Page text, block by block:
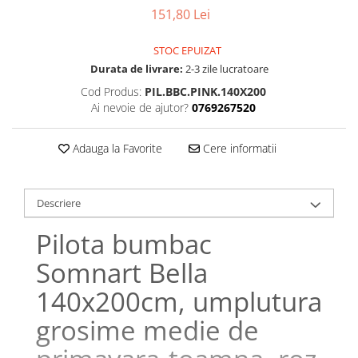
160x200cm
200x200cm
200x220cm
Tipul cearceafului de pat
Cu elastic
Normal - fara elastic
Culoarea
Neagra
151,80 Lei
STOC EPUIZAT
Durata de livrare: 2-3 zile lucratoare
Cod Produs: PIL.BBC.PINK.140X200
Ai nevoie de ajutor? 0769267520
Adauga la Favorite Cere informatii
Descriere
Pilota bumbac
Somnart Bella
140x200cm, umplutura
grosime medie de